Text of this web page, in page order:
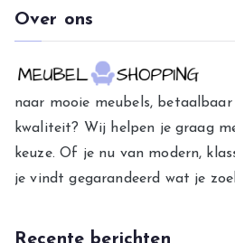
o
r
i
e
ë
Over ons
naar mooie meubels, betaalbaar
kwaliteit? Wij helpen je graag
keuze. Of je nu van modern,
je vindt gegarandeerd wat je
Recente berichten